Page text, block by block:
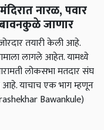
नारळ, पवार
बावनकुळे जाणार
तयारी केली आहे.
लागले आहेत. यामध्ये
लोकसभा मतदार संघ
आहे. याचाच एक भाग म्हणून
Bawankule)